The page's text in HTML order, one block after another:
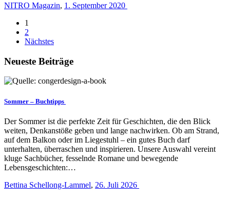
NITRO Magazin, 1. September 2020
1
2
Nächstes
Neueste Beiträge
Sommer – Buchtipps
Der Sommer ist die perfekte Zeit für Geschichten, die den Blick
weiten, Denkanstöße geben und lange nachwirken. Ob am Strand,
auf dem Balkon oder im Liegestuhl – ein gutes Buch darf
unterhalten, überraschen und inspirieren. Unsere Auswahl vereint
kluge Sachbücher, fesselnde Romane und bewegende
Lebensgeschichten:…
Bettina Schellong-Lammel, 26. Juli 2026